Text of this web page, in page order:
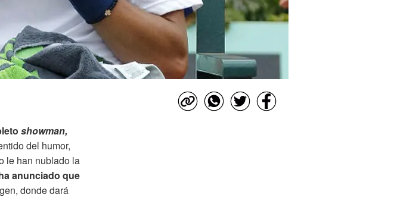
showman,
del humor,
le han nublado la
anunciado que
donde dará